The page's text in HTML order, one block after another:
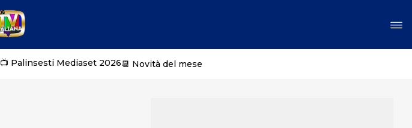
📺 Palinsesti Mediaset 2026📆 Novità del mese